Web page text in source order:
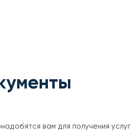
вам для получения услуг